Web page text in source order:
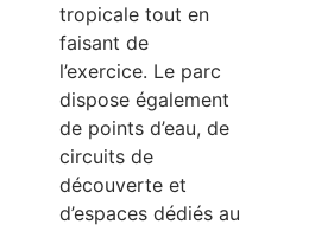
tropicale tout en
faisant de
l’exercice. Le parc
dispose également
de points d’eau, de
circuits de
découverte et
d’espaces dédiés au